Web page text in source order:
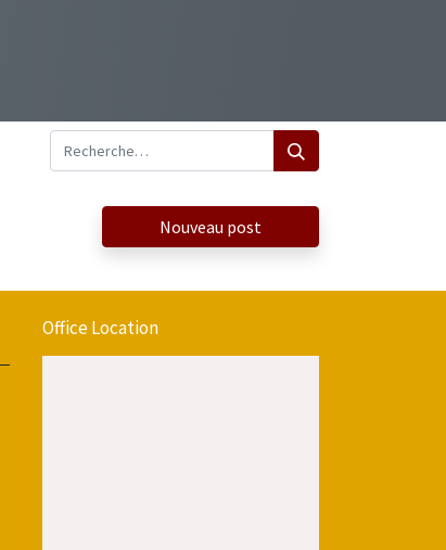
Nouveau post
Office Location